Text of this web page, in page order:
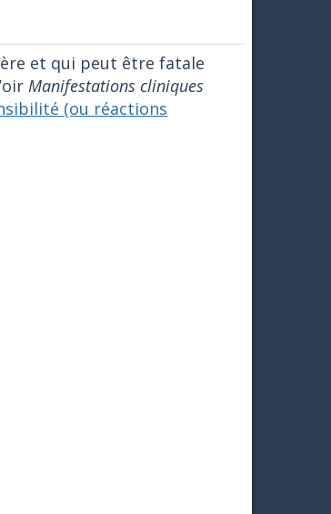
et qui peut être fatale
Manifestations cliniques
(ou réactions